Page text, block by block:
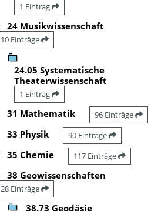
1 Eintrag
24 Musikwissenschaft
10 Einträge
24.05 Systematische
Theaterwissenschaft
1 Eintrag
31 Mathematik 96 Einträge
33 Physik 90 Einträge
35 Chemie 117 Einträge
38 Geowissenschaften
28 Einträge
38.73 Geodäsie